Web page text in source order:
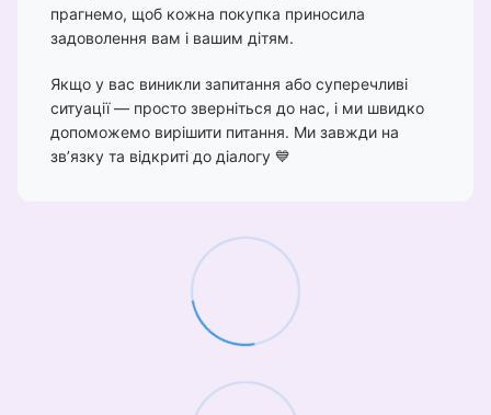
прагнемо, щоб кожна покупка приносила
задоволення вам і вашим дітям.
Якщо у вас виникли запитання або суперечливі
ситуації — просто зверніться до нас, і ми швидко
допоможемо вирішити питання. Ми завжди на
зв’язку та відкриті до діалогу 💙